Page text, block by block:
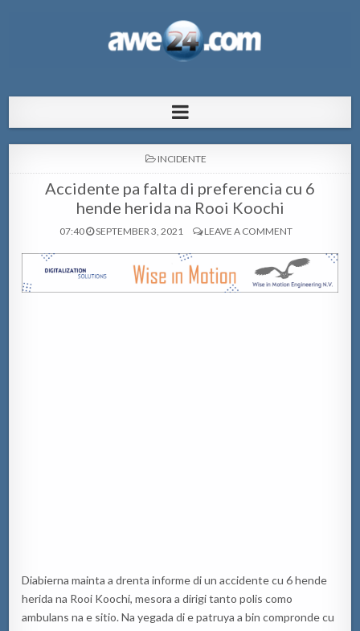
pa Aruba
POSTED
INCIDENTE
Accidente pa falta di preferencia cu 6
hende herida na Rooi Koochi
07:40 SEPTEMBER 3, 2021 LEAVE A COMMENT
Diabierna mainta a drenta informe di un accidente cu 6 hende
herida na Rooi Koochi, mesora a dirigi tanto polis como
ambulans na e sitio. Na yegada di e patruya a bin compronde cu